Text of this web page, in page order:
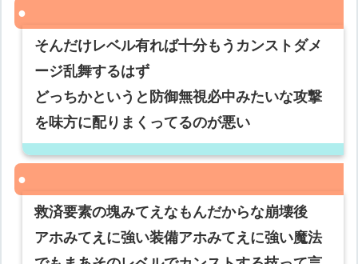
そんだけレベル有れば十分もうカンストダメ
ージ乱舞するはず
どっちかというと防御無視必中みたいな攻撃
を味方に配りまくってるのが悪い
救済要素の塊みてえなもんだからな崩壊後
アホみてえに強い装備アホみてえに強い魔法